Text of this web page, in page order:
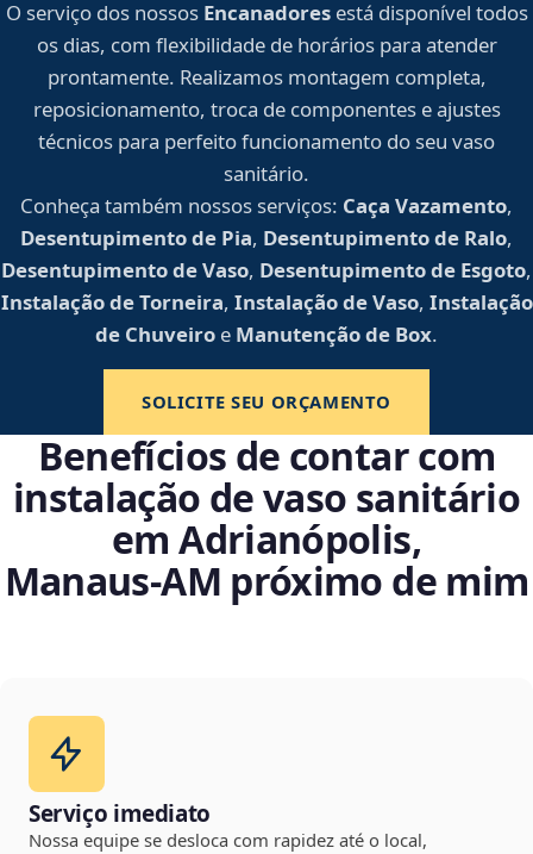
O serviço dos nossos Encanadoresestá disponível todos
os dias, com flexibilidade de horários para atender
prontamente. Realizamos montagem completa,
reposicionamento, troca de componentes e ajustes
técnicos para perfeito funcionamento do seu vaso
sanitário.
Conheça também nossos serviços: Caça Vazamento,
Desentupimento de Pia, Desentupimento de Ralo,
Desentupimento de Vaso, Desentupimento de Esgoto,
Instalação de Torneira, Instalação de Vaso, Instalação
de Chuveiro e Manutenção de Box.
SOLICITE SEU ORÇAMENTO
Benefícios de contar com
instalação de vaso sanitário
em Adrianópolis,
Manaus‑AM próximo de mim
Serviço imediato
Nossa equipe se desloca com rapidez até o local,